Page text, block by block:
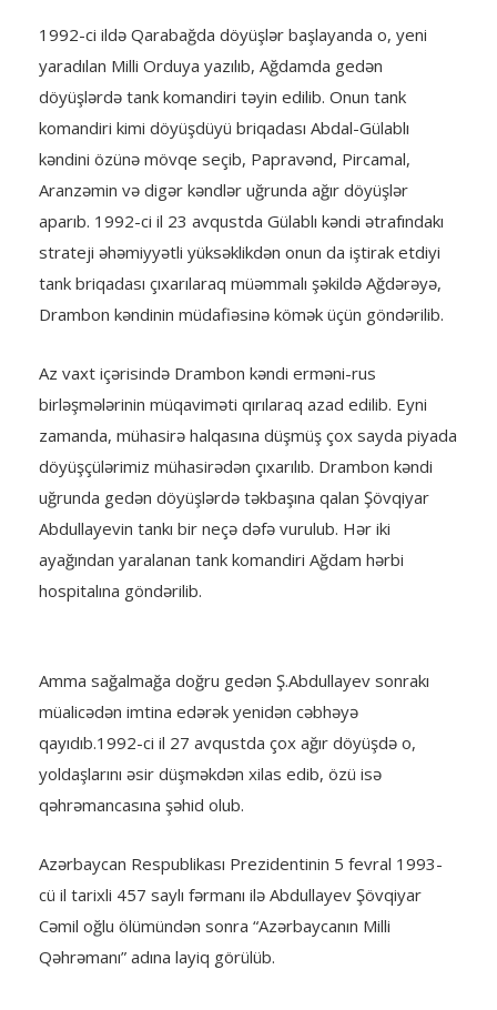
1992-ci ildə Qarabağda döyüşlər başlayanda o, yeni
yaradılan Milli Orduya yazılıb, Ağdamda gedən
döyüşlərdə tank komandiri təyin edilib. Onun tank
komandiri kimi döyüşdüyü briqadası Abdal-Gülablı
kəndini özünə mövqe seçib, Papravənd, Pircamal,
Aranzəmin və digər kəndlər uğrunda ağır döyüşlər
aparıb. 1992-ci il 23 avqustda Gülablı kəndi ətrafındakı
strateji əhəmiyyətli yüksəklikdən onun da iştirak etdiyi
tank briqadası çıxarılaraq müəmmalı şəkildə Ağdərəyə,
Drambon kəndinin müdafiəsinə kömək üçün göndərilib.
Az vaxt içərisində Drambon kəndi erməni-rus
birləşmələrinin müqaviməti qırılaraq azad edilib. Eyni
zamanda, mühasirə halqasına düşmüş çox sayda piyada
döyüşçülərimiz mühasirədən çıxarılıb. Drambon kəndi
uğrunda gedən döyüşlərdə təkbaşına qalan Şövqiyar
Abdullayevin tankı bir neçə dəfə vurulub. Hər iki
ayağından yaralanan tank komandiri Ağdam hərbi
hospitalına göndərilib.
Amma sağalmağa doğru gedən Ş.Abdullayev sonrakı
müalicədən imtina edərək yenidən cəbhəyə
qayıdıb.1992-ci il 27 avqustda çox ağır döyüşdə o,
yoldaşlarını əsir düşməkdən xilas edib, özü isə
qəhrəmancasına şəhid olub.
Azərbaycan Respublikası Prezidentinin 5 fevral 1993-
cü il tarixli 457 saylı fərmanı ilə Abdullayev Şövqiyar
Cəmil oğlu ölümündən sonra “Azərbaycanın Milli
Qəhrəmanı” adına layiq görülüb.